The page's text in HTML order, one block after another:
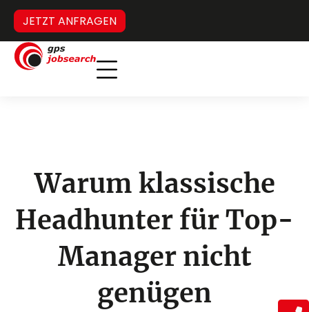
JETZT ANFRAGEN
Warum klassische
Headhunter für Top-
Manager nicht
genügen